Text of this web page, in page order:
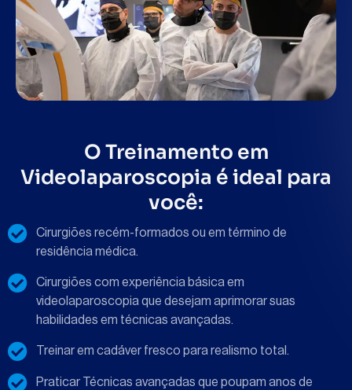
O Treinamento em
Videolaparoscopia é ideal para
você:
Cirurgiões recém-formados ou em término de
residência médica.
Cirurgiões com experiência básica em
videolaparoscopia que desejam aprimorar suas
habilidades em técnicas avançadas.
Treinar em cadáver fresco para realismo total.
Praticar Técnicas avançadas que poupam anos de